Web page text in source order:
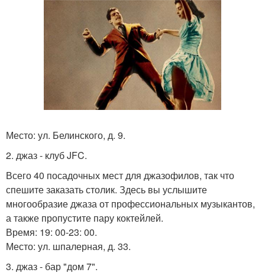
Место: ул. Белинского, д. 9.
2. джаз - клуб JFC.
Всего 40 посадочных мест для джазофилов, так что
спешите заказать столик. Здесь вы услышите
многообразие джаза от профессиональных музыкантов,
а также пропустите пару коктейлей.
Время: 19: 00-23: 00.
Место: ул. шпалерная, д. 33.
3. джаз - бар "дом 7".